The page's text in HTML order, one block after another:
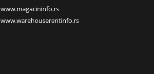
www.magacininfo.rs
www.warehouserentinfo.rs